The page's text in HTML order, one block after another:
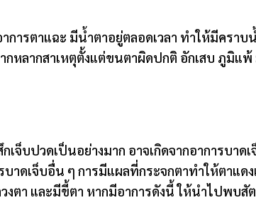
การตาแฉะ มีน้ำตาอยู่ตลอดเวลา ทำให้มีครา
กหลากสาเหตุตั้งแต่ขนตาผิดปกติ อักเสบ ภูมิแ
จ็บปวดเป็นอย่างมาก อาจเกิดจากอาการบาด
าดเจ็บอื่น ๆ การมีแผลที่กระจกตาทำให้ตาแดง
งตา และมีขี้ตา หากมีอาการดังนี้ ให้นำไปพบ